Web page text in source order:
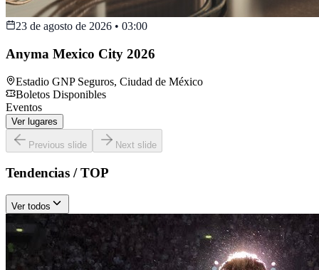
23 de agosto de 2026 • 03:00
Anyma Mexico City 2026
Estadio GNP Seguros, Ciudad de México
Boletos Disponibles
Eventos
Ver lugares
Previous slide Next slide
Tendencias / TOP
Ver todos